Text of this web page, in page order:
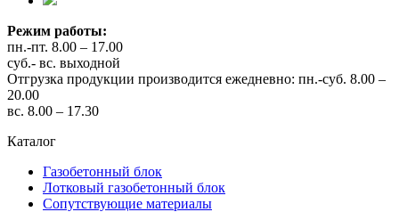
Режим работы:
пн.-пт. 8.00 – 17.00
суб.- вс. выходной
Отгрузка продукции производится ежедневно: пн.-суб. 8.00 –
20.00
вс. 8.00 – 17.30
Каталог
Газобетонный блок
Лотковый газобетонный блок
Сопутствующие материалы